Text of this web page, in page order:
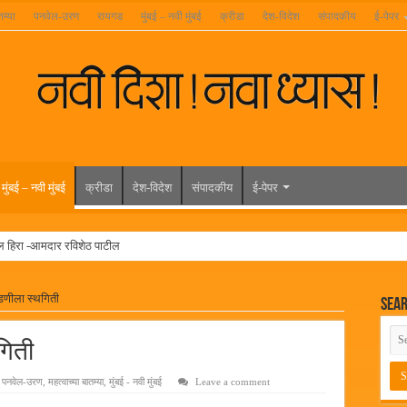
पनवेल-उरण रायगड मुंबई – नवी मुंबई क्रीडा देश-विदेश संपादकीय ई-पेपर
मुंबई – नवी मुंबई क्रीडा देश-विदेश संपादकीय ई-पेपर
-आमदार रविशेठ पाटील
मुख्य प्रशासकीय कार्यालयासह भव्य मूट कोर्टचे बुधवारी उद्घाटन
लोकनेते रामशेठ ठाकूर यांच्या उद्घाटन
स्थगिती
पनवेल-उरण महत्वाच्या बातम्या, मुंबई - नवी मुंबई Leave a comment